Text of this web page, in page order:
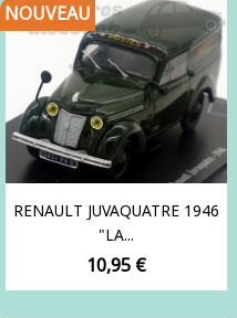
RENAULT JUVAQUATRE 1946
"LA...
Prix
10,95 €
NOUVEAU